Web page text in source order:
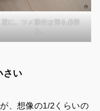
更に、ツメ部分は切る必要
も。
さい
、想像の1/2くらいの